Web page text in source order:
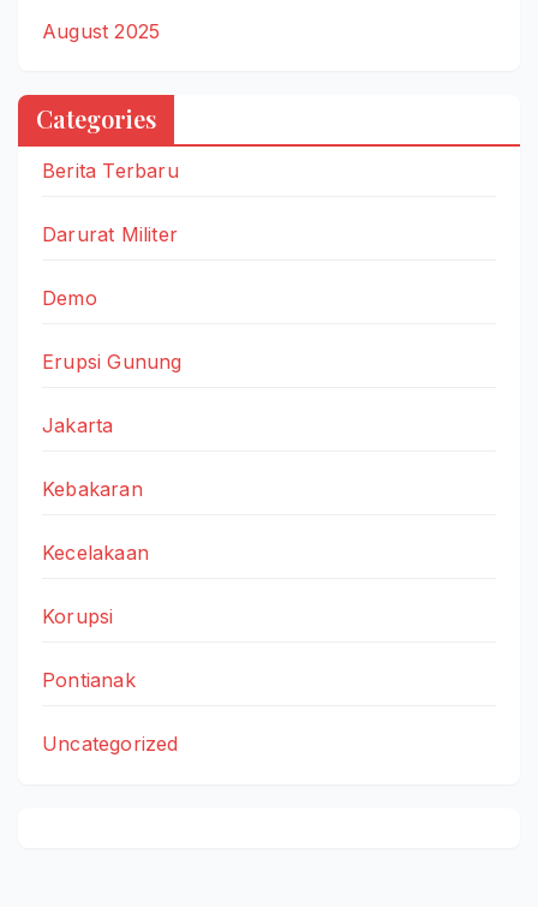
August 2025
Categories
Berita Terbaru
Darurat Militer
Demo
Erupsi Gunung
Jakarta
Kebakaran
Kecelakaan
Korupsi
Pontianak
Uncategorized